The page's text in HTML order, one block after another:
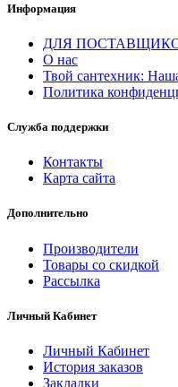
Информация
ДЛЯ
О нас
Твой сантехник:
Политика
Служба поддержки
Контакты
Карта сайта
Дополнительно
Производители
Товары со скидкой
Рассылка
Личный Кабинет
Личный Кабинет
История заказов
Закладки